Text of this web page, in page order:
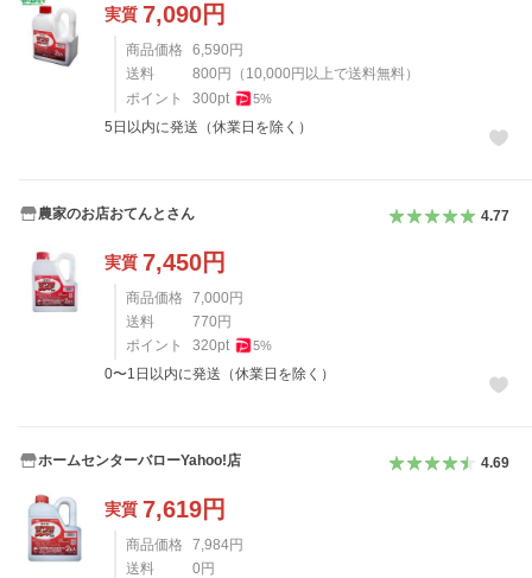
実質 7,090円
商品価格 6,590 円
送料
800 円 （ 10,000 円以上で送料無料）
ポイント
300pt 5%
5日以内に発送（休業日を除く）
農家のお店おてんとさん 4.77
実質 7,450円
商品価格 7,000 円
送料
770 円
ポイント
320pt 5%
0〜1日以内に発送（休業日を除く）
ホームセンターバローYahoo!店 4.69
実質 7,619円
商品価格 7,984円
送料
0 円